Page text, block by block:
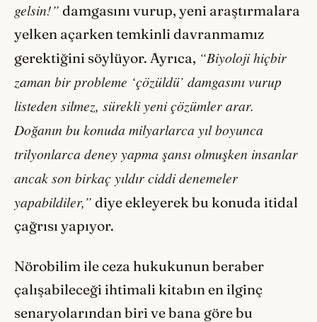
gelsin!” damgasını vurup, yeni araştırmalara
yelken açarken temkinli davranmamız
gerektiğini söylüyor. Ayrıca, “Biyoloji hiçbir
zaman bir probleme ‘çözüldü’ damgasını vurup
listeden silmez, sürekli yeni çözümler arar.
Doğanın bu konuda milyarlarca yıl boyunca
trilyonlarca deney yapma şansı olmuşken insanlar
ancak son birkaç yıldır ciddi denemeler
yapabildiler,” diye ekleyerek bu konuda itidal
çağrısı yapıyor.
Nörobilim ile ceza hukukunun beraber
çalışabileceği ihtimali kitabın en ilginç
senaryolarından biri ve bana göre bu